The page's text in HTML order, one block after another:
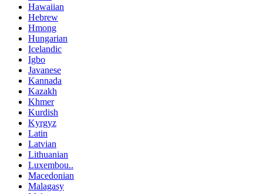
Hawaiian
Hebrew
Hmong
Hungarian
Icelandic
Igbo
Javanese
Kannada
Kazakh
Khmer
Kurdish
Kyrgyz
Latin
Latvian
Lithuanian
Luxembou..
Macedonian
Malagasy